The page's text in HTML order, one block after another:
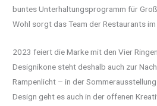
buntes Unterhaltungsprogramm für
Wohl sorgt das Team der Restaurants
2023 feiert die Marke mit den Vier
Designikone steht deshalb auch zur
Rampenlicht – in der
Design geht es auch in der offenen